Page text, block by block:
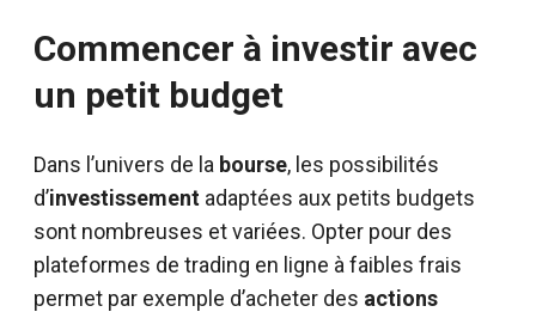
Commencer à investir avec
un petit budget
Dans l’univers de la bourse, les possibilités
d’investissement adaptées aux petits budgets
sont nombreuses et variées. Opter pour des
plateformes de trading en ligne à faibles frais
permet par exemple d’acheter des actions